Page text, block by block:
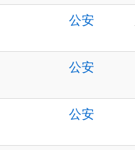
公安
公安
公安